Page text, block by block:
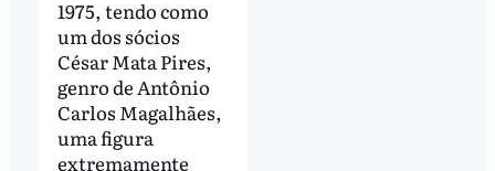
1975, tendo como
um dos sócios
César Mata Pires,
genro de Antônio
Carlos Magalhães,
uma figura
extremamente